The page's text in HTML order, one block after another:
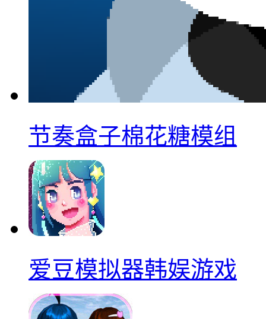
节奏盒子棉花糖模组
爱豆模拟器韩娱游戏